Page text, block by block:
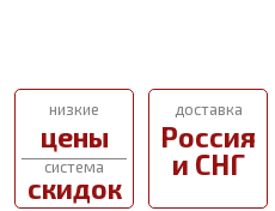
низкие
цены
система
скидок
доставка
Россия
и СНГ